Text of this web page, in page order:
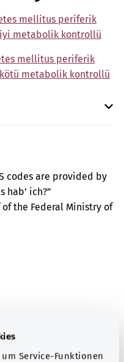
Service-Funktionen
mellitus periferik
metabolik kontrollü
mellitus periferik
metabolik kontrollü
codes are provided by
hab’ ich?”
the Federal Ministry of